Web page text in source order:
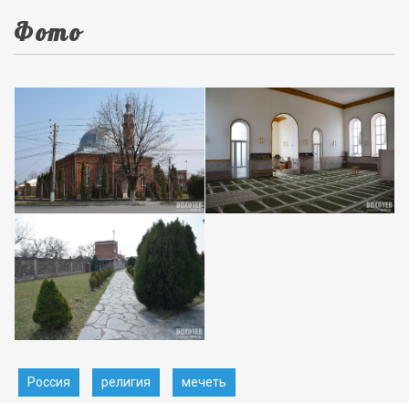
Фото
Россия религия мечеть